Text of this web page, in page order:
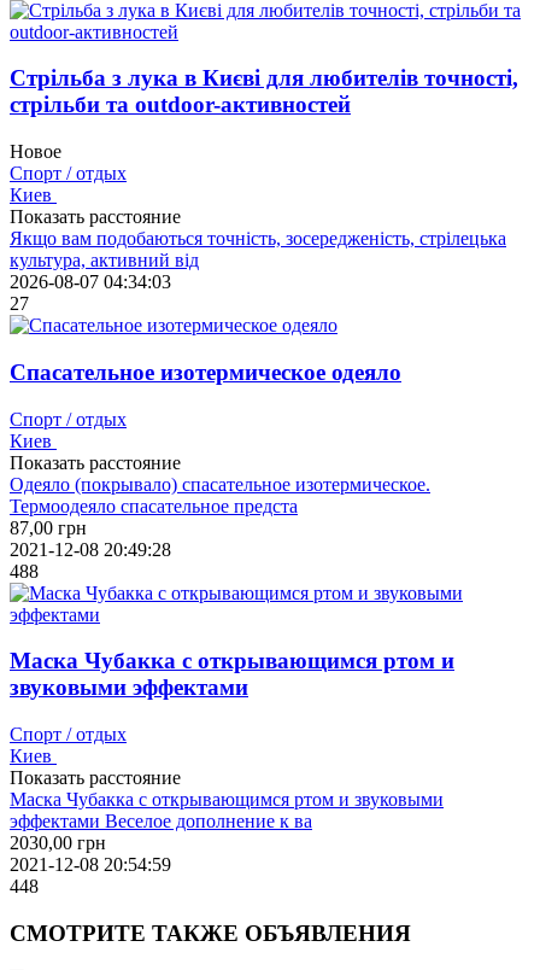
Стрільба з лука в Києві для любителів точності,
стрільби та outdoor-активностей
Новое
Спорт / отдых
Киев
Показать расстояние
Якщо вам подобаються точність, зосередженість, стрілецька
культура, активний від
2026-08-07 04:34:03
27
Спасательное изотермическое одеяло
Спорт / отдых
Киев
Показать расстояние
Одеяло (покрывало) спасательное изотермическое.
Термоодеяло спасательное предста
87,00 грн
2021-12-08 20:49:28
488
Маска Чубакка с открывающимся ртом и
звуковыми эффектами
Спорт / отдых
Киев
Показать расстояние
Маска Чубакка с открывающимся ртом и звуковыми
эффектами Веселое дополнение к ва
2030,00 грн
2021-12-08 20:54:59
448
СМОТРИТЕ ТАКЖЕ ОБЪЯВЛЕНИЯ